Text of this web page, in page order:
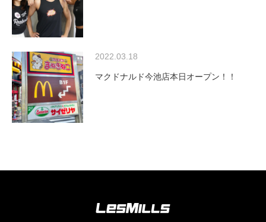
2022.03.18
マクドナルド今池店本日オープン！！